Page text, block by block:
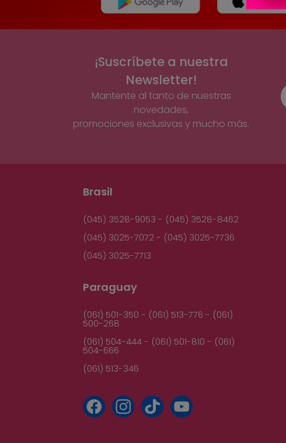
¡Suscríbete a nuestra
Newsletter!
Mantente al tanto de nuestras
novedades,
promociones exclusivas y mucho más.
Brasil
(045) 3528-9053 - (045) 3528-8462
(045) 3025-7072 - (045) 3025-7736
(045) 3025-7713
Paraguay
(061) 501-350 - (061) 513-776 - (061)
500-268
(061) 504-444 - (061) 501-810 - (061)
504-666
(061) 513-346